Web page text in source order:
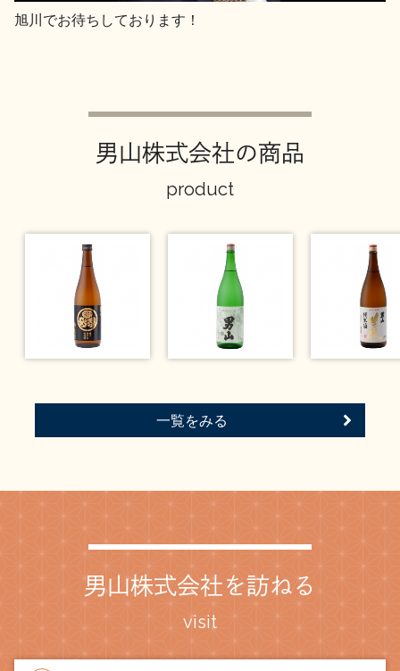
旭川でお待ちしております！
男山株式会社の商品
product
一覧をみる
男山株式会社を訪ねる
visit